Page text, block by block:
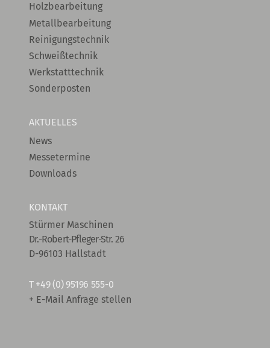
Holzbearbeitung
Metallbearbeitung
Reinigungstechnik
Schweißtechnik
Werkstatttechnik
Sonderposten
AKTUELLES
News
Messetermine
Downloads
KONTAKT
Stürmer Maschinen
Dr.-Robert-Pfleger-Str. 26
D-96103 Hallstadt
T +49 (0) 95196 555-0
+ E-Mail Anfrage stellen